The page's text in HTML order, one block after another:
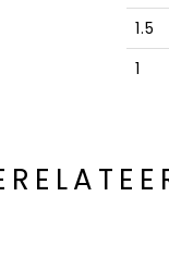
1.5
1